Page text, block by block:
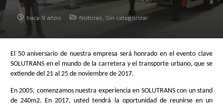
hace 9 años Noticias Sin categorizar
El 50 aniversario de nuestra empresa será honrado en el evento clave
SOLUTRANS en el mundo de la carretera y el transporte urbano, que se
extiende del 21 al 25 de noviembre de 2017.
En 2005, comenzamos nuestra experiencia en SOLUTRANS con un stand
de 240m2. En 2017, usted tendrá la oportunidad de reunirse en un